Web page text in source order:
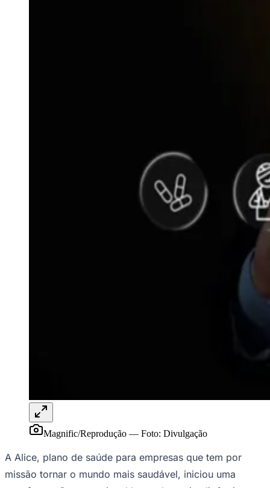
NBB
Competições de Futebol
Brasileirão Série A
Paulistão
Copa do Brasil
Magnific/Reprodução — Foto: Divulgação
A Alice, plano de saúde para empresas que tem por
missão tornar o mundo mais saudável, iniciou uma